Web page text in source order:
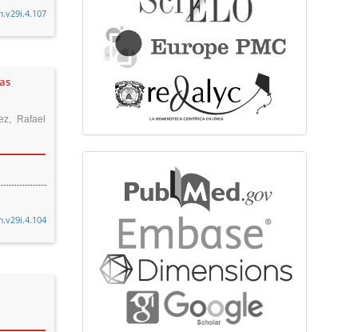
Rafael
bibliographicdatabase